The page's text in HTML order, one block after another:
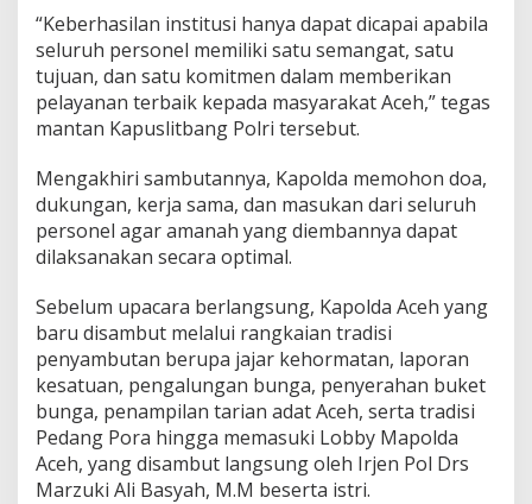
“Keberhasilan institusi hanya dapat dicapai apabila
seluruh personel memiliki satu semangat, satu
tujuan, dan satu komitmen dalam memberikan
pelayanan terbaik kepada masyarakat Aceh,” tegas
mantan Kapuslitbang Polri tersebut.
Mengakhiri sambutannya, Kapolda memohon doa,
dukungan, kerja sama, dan masukan dari seluruh
personel agar amanah yang diembannya dapat
dilaksanakan secara optimal.
Sebelum upacara berlangsung, Kapolda Aceh yang
baru disambut melalui rangkaian tradisi
penyambutan berupa jajar kehormatan, laporan
kesatuan, pengalungan bunga, penyerahan buket
bunga, penampilan tarian adat Aceh, serta tradisi
Pedang Pora hingga memasuki Lobby Mapolda
Aceh, yang disambut langsung oleh Irjen Pol Drs
Marzuki Ali Basyah, M.M beserta istri.